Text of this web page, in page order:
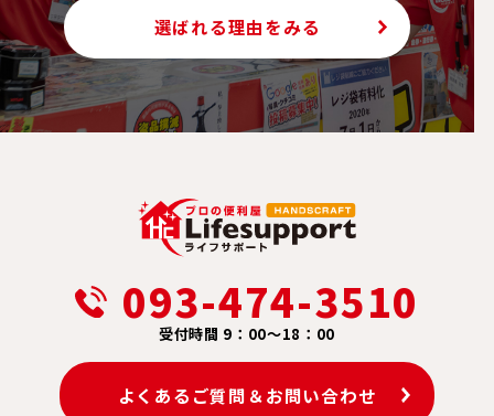
選ばれる理由をみる
093-474-3510
受付時間 9：00～18：00
よくあるご質問＆お問い合わせ